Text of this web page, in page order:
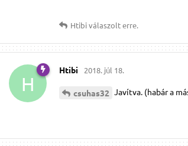
Htibiválaszolt erre.
H
Htibi 2018. júl 18.
csuhas32 Javítva. (habár a